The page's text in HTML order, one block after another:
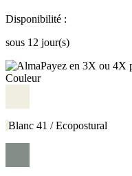
Disponibilité :
sous 12 jour(s)
Payez en 3X ou 4X
Couleur
Blanc 41 / Ecopostural